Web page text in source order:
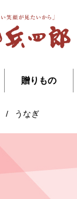
贈りもの
/ うなぎ